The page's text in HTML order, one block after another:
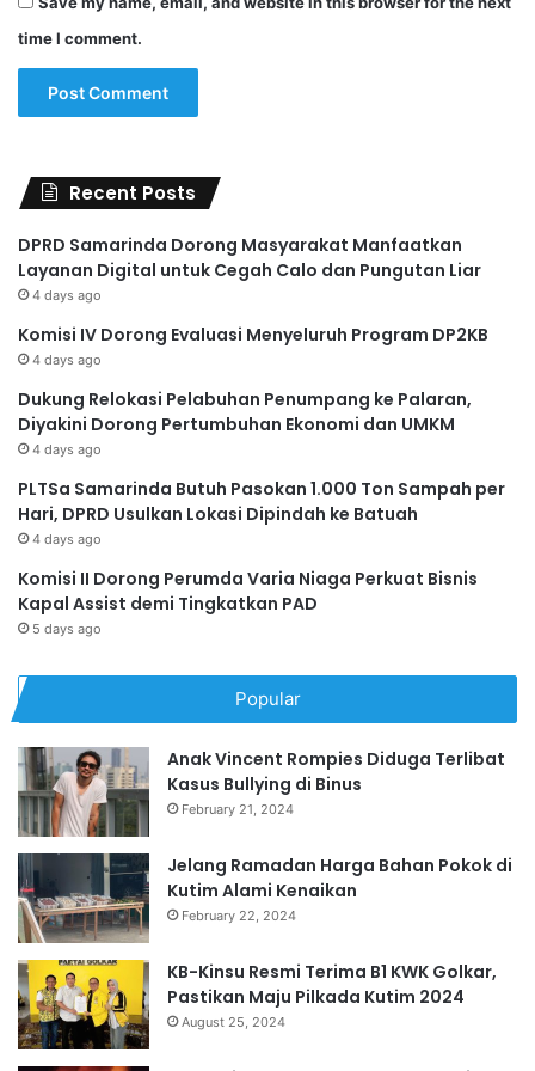
time I comment.
Recent Posts
DPRD Samarinda Dorong Masyarakat Manfaatkan
Layanan Digital untuk Cegah Calo dan Pungutan Liar
4 days ago
Komisi IV Dorong Evaluasi Menyeluruh Program DP2KB
4 days ago
Dukung Relokasi Pelabuhan Penumpang ke Palaran,
Diyakini Dorong Pertumbuhan Ekonomi dan UMKM
4 days ago
PLTSa Samarinda Butuh Pasokan 1.000 Ton Sampah per
Hari, DPRD Usulkan Lokasi Dipindah ke Batuah
4 days ago
Komisi II Dorong Perumda Varia Niaga Perkuat Bisnis
Kapal Assist demi Tingkatkan PAD
5 days ago
Popular
Anak Vincent Rompies Diduga Terlibat
Kasus Bullying di Binus
February 21, 2024
Jelang Ramadan Harga Bahan Pokok di
Kutim Alami Kenaikan
February 22, 2024
KB-Kinsu Resmi Terima B1 KWK Golkar,
Pastikan Maju Pilkada Kutim 2024
August 25, 2024